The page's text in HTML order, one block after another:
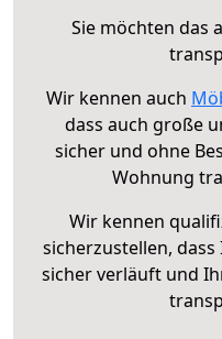
Sie möchten das
Wir kennen auch
dass auch große
sicher und ohne
Wohnung
Wir kennen
sicherzustellen,
sicher verläuft und